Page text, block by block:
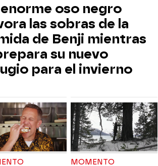
oso negro
las sobras de la
de Benji mientras
su nuevo
para el invierno
MOMENTO